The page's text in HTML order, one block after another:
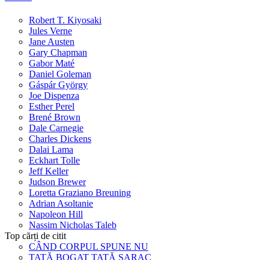
Robert T. Kiyosaki
Jules Verne
Jane Austen
Gary Chapman
Gabor Maté
Daniel Goleman
Gáspár György
Joe Dispenza
Esther Perel
Brené Brown
Dale Carnegie
Charles Dickens
Dalai Lama
Eckhart Tolle
Jeff Keller
Judson Brewer
Loretta Graziano Breuning
Adrian Asoltanie
Napoleon Hill
Nassim Nicholas Taleb
Top cărți de citit
CÂND CORPUL SPUNE NU
TATĂ BOGAT TATĂ SARAC